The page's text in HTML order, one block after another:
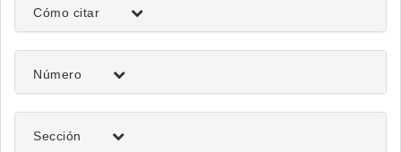
del
artículo
Cómo citar
Número
Sección